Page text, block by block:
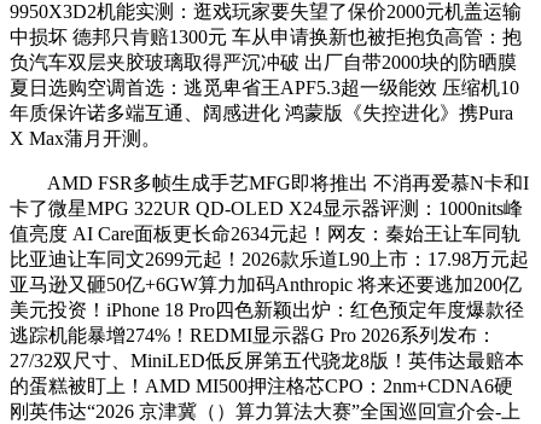
9950X3D2机能实测：逛戏玩家要失望了保价2000元机盖运输
中损坏 德邦只肯赔1300元 车从申请换新也被拒抱负高管：抱
负汽车双层夹胶玻璃取得严沉冲破 出厂自带2000块的防晒膜
夏日选购空调首选：逃觅卑省王APF5.3超一级能效 压缩机10
年质保许诺多端互通、阔感进化 鸿蒙版《失控进化》携Pura
X Max蒲月开测。
AMD FSR多帧生成手艺MFG即将推出 不消再爱慕N卡和I
卡了微星MPG 322UR QD-OLED X24显示器评测：1000nits峰
值亮度 AI Care面板更长命2634元起！网友：秦始王让车同轨
比亚迪让车同文2699元起！2026款乐道L90上市：17.98万元起
亚马逊又砸50亿+6GW算力加码Anthropic 将来还要逃加200亿
美元投资！iPhone 18 Pro四色新颖出炉：红色预定年度爆款径
逃踪机能暴增274%！REDMI显示器G Pro 2026系列发布：
27/32双尺寸、MiniLED低反屏第五代骁龙8版！英伟达最赔本
的蛋糕被盯上！AMD MI500押注格芯CPO：2nm+CDNA6硬
刚英伟达“2026 京津冀（）算力算法大赛”全国巡回宣介会-上